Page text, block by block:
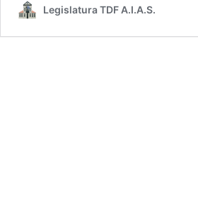
Legislatura TDF A.I.A.S.